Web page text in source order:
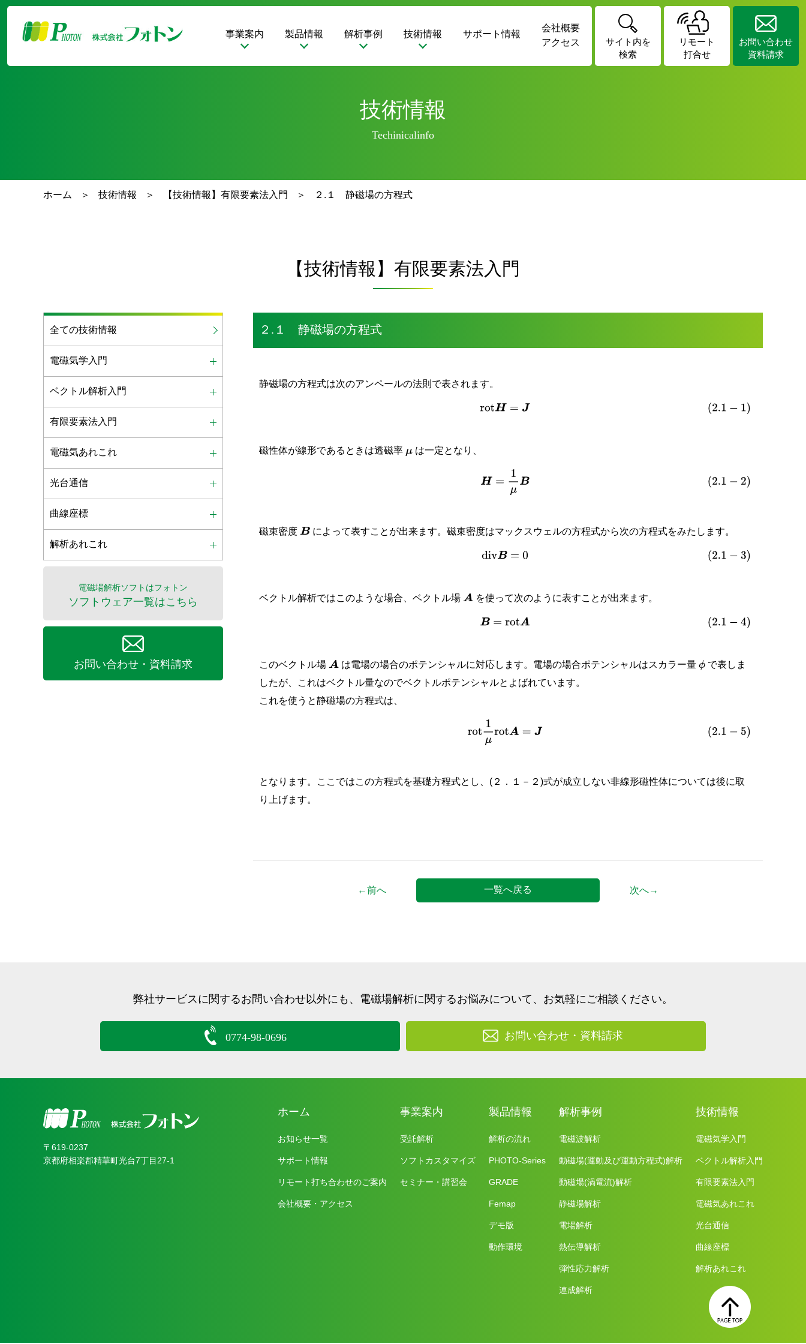
事業案内 製品情報 解析事例 技術情報 サポート情報
会社概要
アクセス
サイト内を
検索
リモート
打合せ
お問い合わせ
資料請求
技術情報
Techinicalinfo
ホーム 技術情報 【技術情報】有限要素法入門 ２.１ 静磁場の方程式
【技術情報】有限要素法入門
２.１ 静磁場の方程式
静磁場の方程式は次のアンペールの法則で表されます。
2.1−1) rotH=
磁性体が線形であるときは透磁率 μは一定となり、
2.1−2) H= 1μB
磁束密度 B によって表すことが出来ます。磁束密度はマックスウェルの方程式から次の方程式をみたします。
2.1−3)divB=
ベクトル解析ではこのような場合、ベクトル場 A を使って次のように表すことが出来ます。
2.1 −4 )B=rotA
このベクトル場 A は電場の場合のポテンシャルに対応します。電場の場合ポテンシャルはスカラー量ϕ で表しま
したが、これはベクトル量なのでベクトルポテンシャルとよばれています。
これを使うと静磁場の方程式は、
(2.1 −5 )rot1 μrotA =J
となります。ここではこの方程式を基礎方程式とし、(２．１－２)式が成立しない非線形磁性体については後に取
り上げます。
←前へ 一覧へ戻る 次へ→
全ての技術情報
電磁気学入門
ベクトル解析入門
有限要素法入門
電磁気あれこれ
光台通信
曲線座標
解析あれこれ
電磁場解析ソフトはフォトン
ソフトウェア一覧はこちら
お問い合わせ・資料請求
弊社サービスに関するお問い合わせ以外にも、 電磁場解析に関するお悩みについて、 お気軽にご相談ください。
0774-98-0696 お問い合わせ・資料請求
〒619‐0237
京都府相楽郡精華町光台7丁目27-1
ホーム
お知らせ一覧
サポート情報
リモート打ち合わせのご案内
会社概要・アクセス
事業案内
受託解析
ソフトカスタマイズ
セミナー・講習会
製品情報
解析の流れ
PHOTO-Series
GRADE
Femap
デモ版
動作環境
解析事例
電磁波解析
動磁場(運動及び運動方程式)解析
動磁場(渦電流)解析
静磁場解析
電場解析
熱伝導解析
弾性応力解析
連成解析
技術情報
電磁気学入門
ベクトル解析入門
有限要素法入門
電磁気あれこれ
光台通信
曲線座標
解析あれこれ